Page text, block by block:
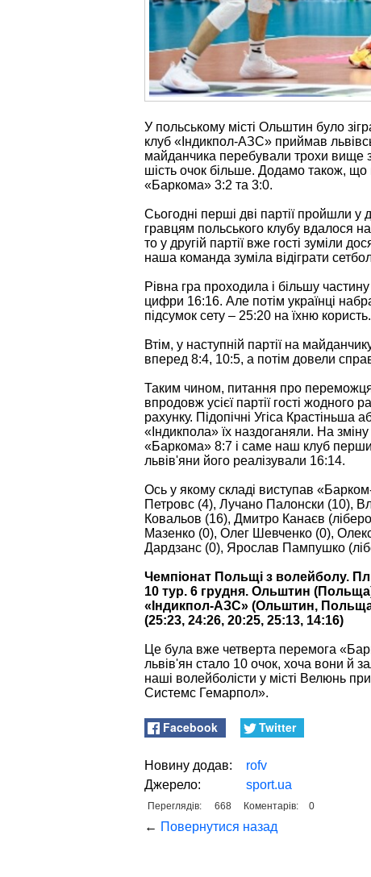
У польському місті Ольштин було
клуб «Індикпол-АЗС» приймав
майданчика перебували трохи вище
шість очок більше. Додамо також, що
«Баркома» 3:2 та 3:0.
Сьогодні перші дві партії пройшли у
гравцям польського клубу вдалося
то у другій партії вже гості зуміли
наша команда зуміла відіграти
Рівна гра проходила і більшу
цифри 16:16. Але потім українці
підсумок сету – 25:20 на їхню користь.
Втім, у наступній партії на
вперед 8:4, 10:5, а потім довели
Таким чином, питання про
впродовж усієї партії гості
рахунку. Підопічні Угіса
«Індикпола» їх наздоганяли. На
«Баркома» 8:7 і саме наш клуб
львів'яни його реалізували 16:14.
Ось у якому складі виступав
Петровс (4), Лучано Палонски (10),
Ковальов (16), Дмитро Канаєв
Мазенко (0), Олег Шевченко (0),
Дардзанс (0), Ярослав Пампушко
Чемпіонат Польщі з волейболу.
10 тур. 6 грудня. Ольштин
«Індикпол-АЗС» (Ольштин,
(25:23, 24:26, 20:25, 25:13, 14:16)
Це була вже четверта перемога
львів'ян стало 10 очок, хоча вони й
наші волейболісти у місті Велюнь
Системс Гемарпол».
Facebook Twitter
Новину додав:
rofv
Джерело:
sport.ua
Переглядів: 668 Коментарів: 0
← Повернутися назад